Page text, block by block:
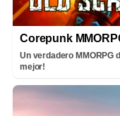
Corepunk
Un verdadero MMORPG
mejor!